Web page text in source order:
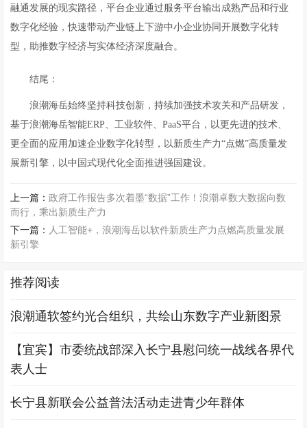
融通发展的现实路径，平台企业通过服务平台输出成熟产品和行业
数字化经验，快速带动产业链上下游中小企业协同开展数字化转
型，助推数字经济与实体经济深度融合。
结尾：
浪潮海岳始终坚持科技创新，持续加强技术攻关和产品研发，
基于浪潮海岳智能ERP、工业软件、PaaS平台，以更先进的技术、
更全面的应用加速企业数字化转型，以新质生产力“点燃”高质量发
展新引擎，以中国式现代化全面推进强国建设。
上一篇：政府工作报告多次着墨“数据”工作！浪潮卓数大数据向数
而行，乘出新质生产力
下一篇： 人工智能+，浪潮海岳以软件新质生产力点燃高质量发展
新引擎
推荐阅读
浪潮通软签约光合组织，共绘山东数字产业新图景
【宜宾】市委统战部深入长宁县慰问统一战线各界代
表人士
长宁县新联会公益普法活动走进青少年群体